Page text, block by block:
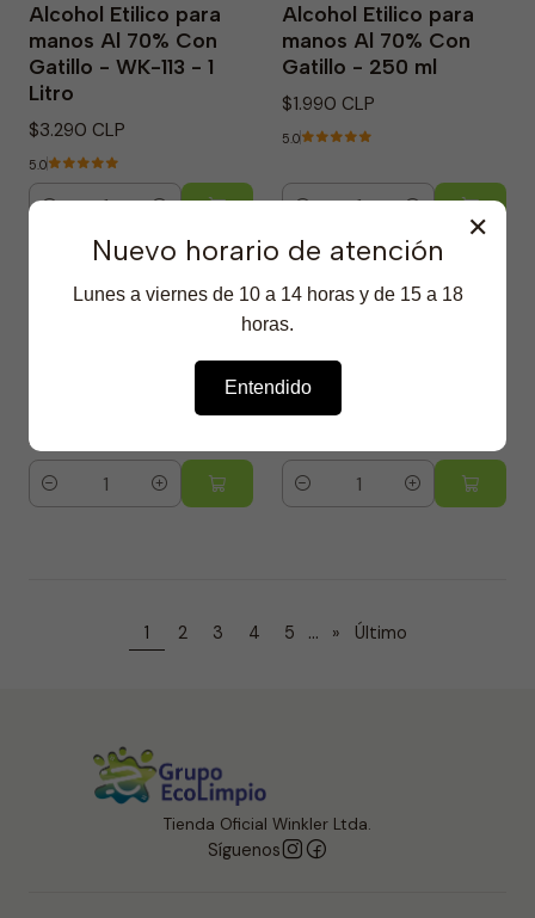
Alcohol Etilico para
manos Al 70% Con
Gatillo - WK-113 - 1
Litro
$3.290 CLP
5.0
Alcohol Etilico para
manos Al 70% Con
Gatillo - 250 ml
$1.990 CLP
5.0
-29% OFF
2-35-254
Desinfectante Amonio
705 Lpu - 5 Litros
$6.990 CLP
4.4
Cantidad
2-35-253 Winkler
Amonio Cuaternario
Lpu - 1 Litro
$1.990 CLP
Cantidad
1 2 3 4 5 ... » Último
Tienda Oficial Winkler Ltda.
Síguenos
✕
Nuevo horario de atención
Lunes a viernes de 10 a 14 horas y de 15 a 18
horas.
Entendido